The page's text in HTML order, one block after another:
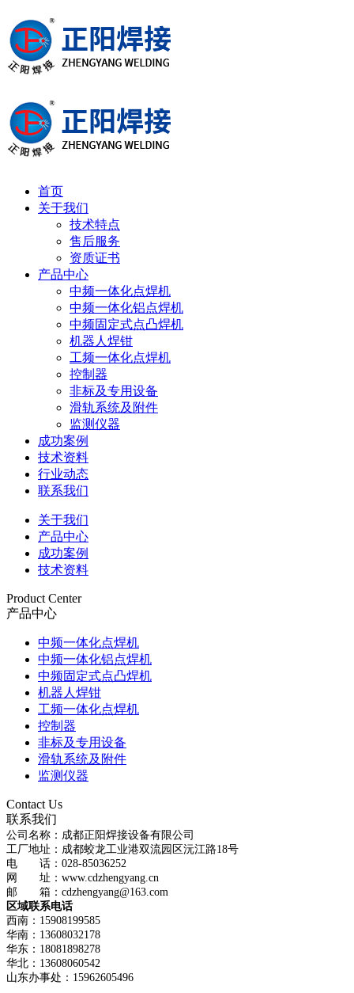
首页
关于我们
技术特点
售后服务
资质证书
产品中心
中频一体化点焊机
中频一体化铝点焊机
中频固定式点凸焊机
机器人焊钳
工频一体化点焊机
控制器
非标及专用设备
滑轨系统及附件
监测仪器
成功案例
技术资料
行业动态
联系我们
关于我们
产品中心
成功案例
技术资料
Product Center
产品中心
中频一体化点焊机
中频一体化铝点焊机
中频固定式点凸焊机
机器人焊钳
工频一体化点焊机
控制器
非标及专用设备
滑轨系统及附件
监测仪器
Contact Us
联系我们
公司名称：成都正阳焊接设备有限公司
工厂地址：成都蛟龙工业港双流园区沅江路18号
电 话：028-85036252
网 址：www.cdzhengyang.cn
邮 箱：cdzhengyang@163.com
区域联系电话
西南：15908199585
华南：13608032178
华东：18081898278
华北：13608060542
山东办事处：15962605496